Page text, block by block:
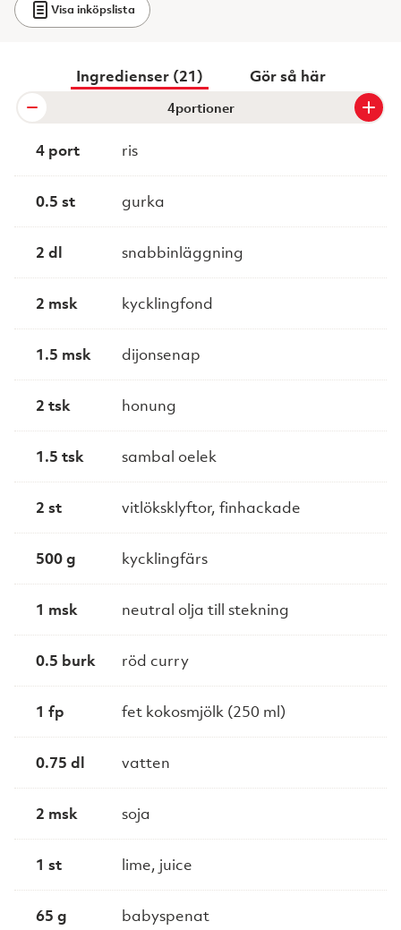
Visa inköpslista
Ingredienser (21) Gör så här
portioner
4 port ris
0.5 st gurka
2 dl snabbinläggning
2 msk kycklingfond
1.5 msk dijonsenap
2 tsk honung
1.5 tsk sambal oelek
2 st vitlöksklyftor, finhackade
500 g kycklingfärs
1 msk neutral olja till stekning
0.5 burk röd curry
1 fp fet kokosmjölk (250 ml)
0.75 dl vatten
2 msk soja
1 st lime, juice
65 g babyspenat